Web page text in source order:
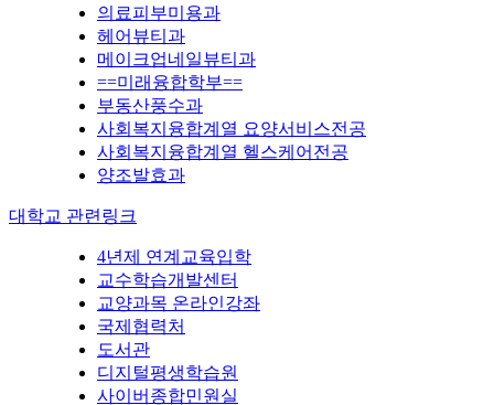
의료피부미용과
헤어뷰티과
메이크업네일뷰티과
==미래융합학부==
부동산풍수과
사회복지융합계열 요양서비스전공
사회복지융합계열 헬스케어전공
양조발효과
대학교 관련링크
4년제 연계교육입학
교수학습개발센터
교양과목 온라인강좌
국제협력처
도서관
디지털평생학습원
사이버종합민원실